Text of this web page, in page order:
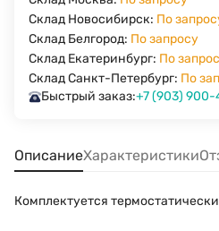
Склад Новосибирск: По
Склад Белгород: По запросу
Склад Екатеринбург: По
Склад Санкт-Петербург: По
Быстрый заказ:+7 (903)
ОписаниеХарактеристики
Комплектуется